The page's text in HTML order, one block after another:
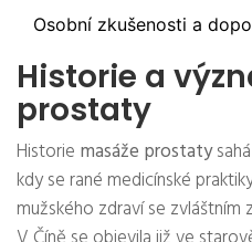
Osobní zkušenosti a
Historie a
prostaty
Historie masáže prostaty
kdy se rané medicínské
mužského zdraví se